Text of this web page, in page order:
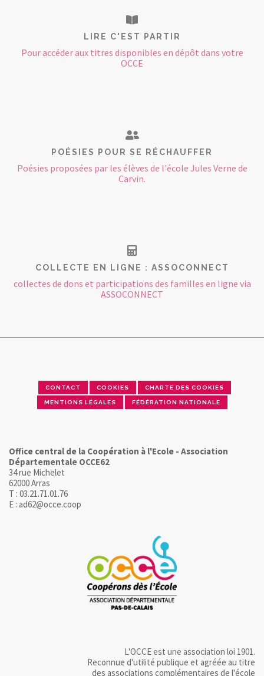
LIRE C'EST PARTIR
Pour accéder aux titres disponibles en dépôt dans votre
OCCE
POÉSIES POUR SE RÉCHAUFFER
Poésies proposées par les élèves de l'école Jules Verne de
Carvin.
COLLECTE EN LIGNE : ASSOCONNECT
collectes de dons et participations des familles en ligne via
ASSOCONNECT
CONTACT COOKIES CHARTE DES COOKIES
MENTIONS LÉGALES FÉDÉRATION NATIONALE
Office central de la Coopération à l'Ecole - Association
Départementale OCCE62
34 rue Michelet
62000 Arras
T : 03.21.71.01.76
E : ad62@occe.coop
L'OCCE est une association loi 1901.
Reconnue d'utilité publique et agréée au titre
des associations complémentaires de l'école